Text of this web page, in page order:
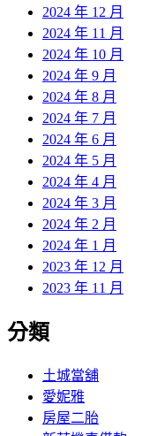
2024 年 12 月
2024 年 11 月
2024 年 10 月
2024 年 9 月
2024 年 8 月
2024 年 7 月
2024 年 6 月
2024 年 5 月
2024 年 4 月
2024 年 3 月
2024 年 2 月
2024 年 1 月
2023 年 12 月
2023 年 11 月
分類
土城當舖
愛妮雅
房屋二胎